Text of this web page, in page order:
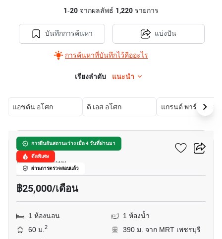
1-20 จากผลลัพธ์ 1,220 รายการ
บันทึกการค้นหา
การค้นหาที่บันทึกไว้คืออะไร
แบ่งปัน
เรียงลำดับ แนะนำ
แอชตัน อโศก ดิ เอส อโศก
การยืนยันสถานะว่าง เมื่อ 4 วันที่ผ่านมา
ดีลพิเศษ
ผ่านการตรวจสอบแล้ว
สุขุมวิท ลิฟวิ่ง ทาวน์
อโศก, กรุงเทพ
฿25,000/เดือน
1 ห้องนอน
1 ห้องน้ำ
60 ม.2
390 ม. จาก MRT เพชรบุรี